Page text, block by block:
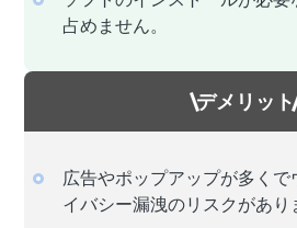
占めません。
デメリット
広告やポップアップが多く
イバシー漏洩のリスクがあり